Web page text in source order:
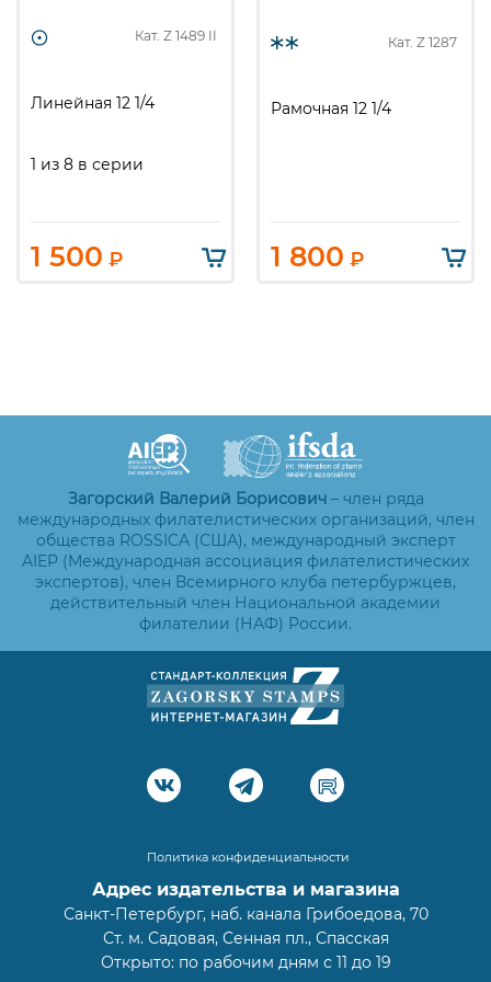
Кат. Z 1489 II
Линейная 12 1/4
1 из 8 в серии
1 500 ₽
Кат. Z 1287
Рамочная 12 1/4
1 800 ₽
Загорский Валерий Борисович– член ряда
международных филателистических организаций, член
общества ROSSICA (США), международный эксперт
AIEP (Международная ассоциация филателистических
экспертов), член Всемирного клуба петербуржцев,
действительный член Национальной академии
филателии (НАФ) России.
Политика конфиденциальности
Адрес издательства и магазина
Санкт-Петербург, наб. канала Грибоедова, 70
Ст. м. Садовая, Сенная пл., Спасская
Открыто: по рабочим дням с 11 до 19